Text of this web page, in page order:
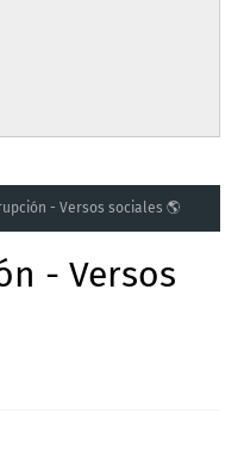
- Versos sociales 🌎
- Versos